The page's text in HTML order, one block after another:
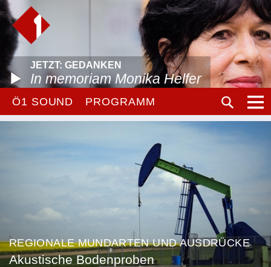
JETZT: GEDANKEN
In memoriam Monika Helfer
Ö1 SOUND PROGRAMM
REGIONALE MUNDARTEN UND AUSDRÜCKE
Akustische Bodenproben